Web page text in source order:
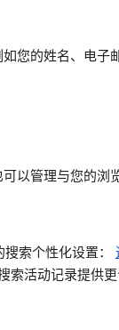
您的姓名、电子
以管理与您的浏
索个性化设置：
索活动记录提供